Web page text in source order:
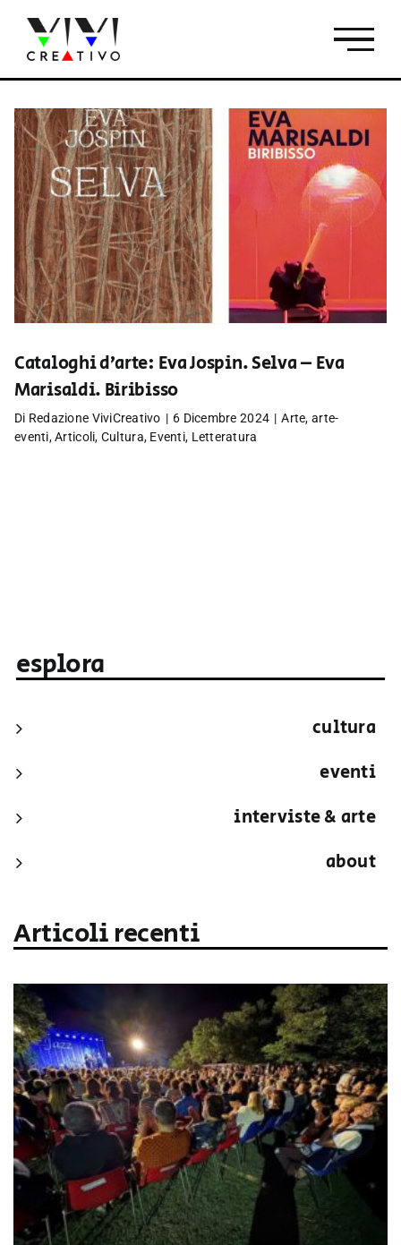
contenuto
Cataloghi d’arte: Eva Jospin. Selva – Eva
Marisaldi. Biribisso
Di Redazione ViviCreativo | 6 Dicembre 2024 | Arte,arte-
eventi,Articoli, Cultura, Eventi, Letteratura
esplora
cultura
eventi
interviste & arte
about
Articoli recenti